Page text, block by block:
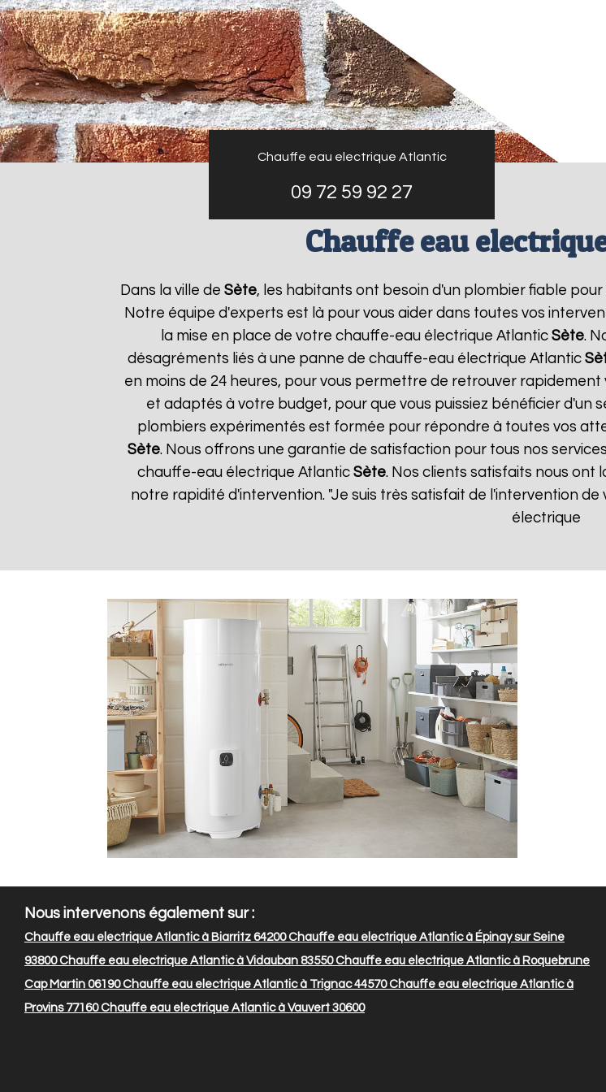
Chauffe eau electrique Atlantic
09 72 59 92 27
Chauffe eau
Dans la ville de Sète, les habitants ont besoin d'un plombier fiable
Notre équipe d'experts est là pour vous aider dans toutes vos
la mise en place de votre chauffe-eau électrique Atlantic Sète.
désagréments liés à une panne de chauffe-eau électrique Atlantic
en moins de 24 heures, pour vous permettre de retrouver
et adaptés à votre budget, pour que vous puissiez bénéficier d'un
plombiers expérimentés est formée pour répondre à toutes vos
Sète. Nous offrons une garantie de satisfaction pour tous nos
chauffe-eau électrique Atlantic Sète. Nos clients satisfaits nous ont
notre rapidité d'intervention. "Je suis très satisfait de l'intervention
électrique
Nous intervenons également sur :
Chauffe eau electrique Atlantic à Biarritz 64200Chauffe eau electrique Atlantic à Épinay sur Seine
93800Chauffe eau electrique Atlantic à Vidauban 83550Chauffe eau electrique Atlantic à Roquebrune
Cap Martin 06190Chauffe eau electrique Atlantic à Trignac 44570Chauffe eau electrique Atlantic à
Provins 77160Chauffe eau electrique Atlantic à Vauvert 30600